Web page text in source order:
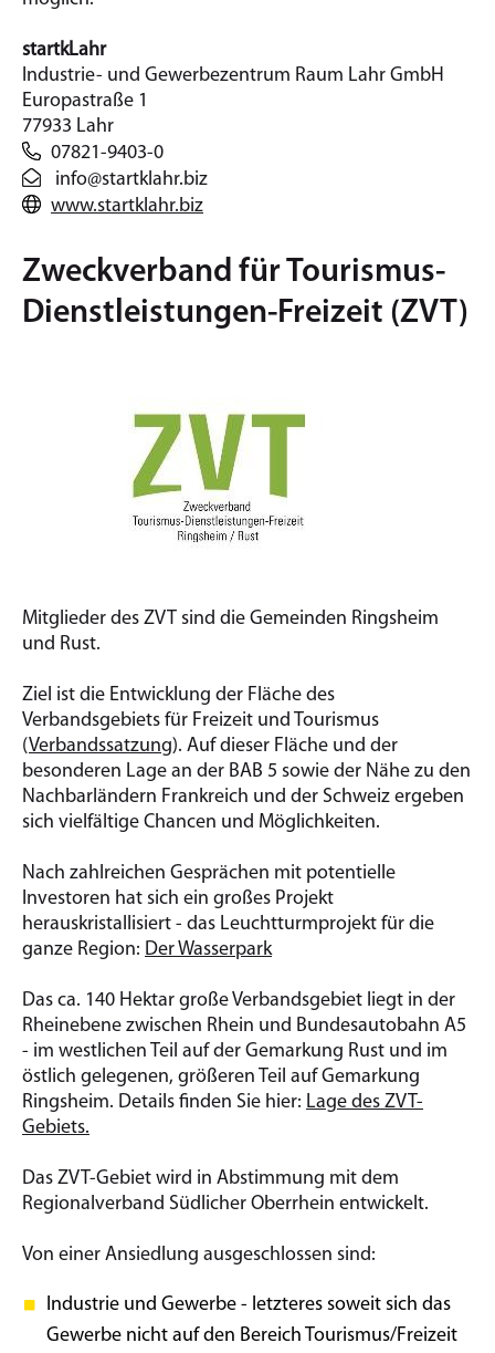
startkLahr
Industrie- und Gewerbezentrum Raum Lahr GmbH
Europastraße 1
77933 Lahr
07821-9403-0
info@startklahr.biz
www.startklahr.biz
Zweckverband für Tourismus-
Dienstleistungen-Freizeit (ZVT)
Mitglieder des ZVT sind die Gemeinden Ringsheim
und Rust.
Ziel ist die Entwicklung der Fläche des
Verbandsgebiets für Freizeit und Tourismus
(Verbandssatzung). Auf dieser Fläche und der
besonderen Lage an der BAB 5 sowie der Nähe zu den
Nachbarländern Frankreich und der Schweiz ergeben
sich vielfältige Chancen und Möglichkeiten.
Nach zahlreichen Gesprächen mit potentielle
Investoren hat sich ein großes Projekt
herauskristallisiert - das Leuchtturmprojekt für die
ganze Region: Der Wasserpark
Das ca. 140 Hektar große Verbandsgebiet liegt in der
Rheinebene zwischen Rhein und Bundesautobahn A5
- im westlichen Teil auf der Gemarkung Rust und im
östlich gelegenen, größeren Teil auf Gemarkung
Ringsheim. Details finden Sie hier: Lage des ZVT-
Gebiets.
Das ZVT-Gebiet wird in Abstimmung mit dem
Regionalverband Südlicher Oberrhein entwickelt.
Von einer Ansiedlung ausgeschlossen sind:
Industrie und Gewerbe - letzteres soweit sich das
Gewerbe nicht auf den Bereich Tourismus/Freizeit